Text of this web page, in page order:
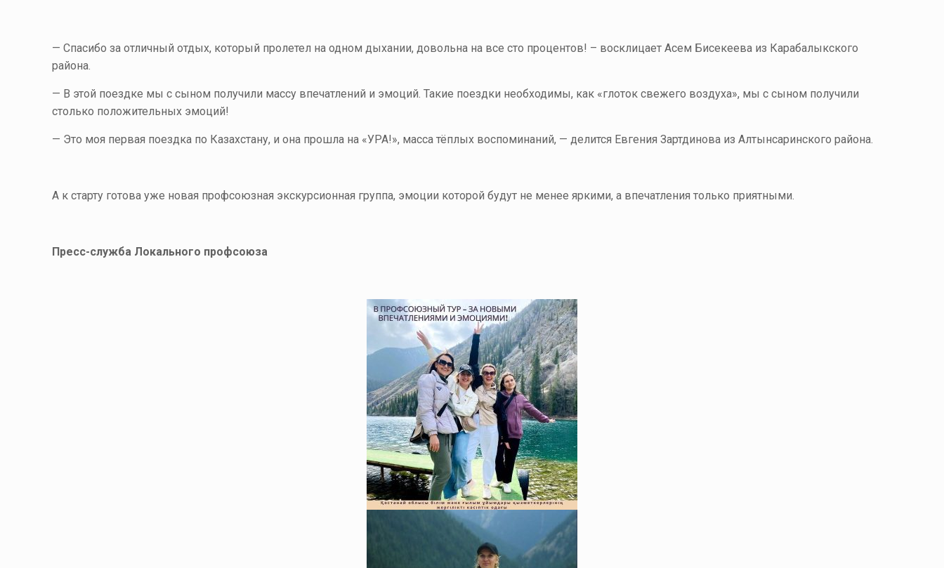
— Спасибо за отличный отдых, который пролетел на одном дыхании, довольна на все сто процентов! – восклицает Асем Бисекеева из Карабалыкского
района.
— В этой поездке мы с сыном получили массу впечатлений и эмоций. Такие поездки необходимы, как «глоток свежего воздуха», мы с сыном получили
столько положительных эмоций!
— Это моя первая поездка по Казахстану, и она прошла на «УРА!», масса тёплых воспоминаний, — делится Евгения Зартдинова из Алтынсаринского района.
А к старту готова уже новая профсоюзная экскурсионная группа, эмоции которой будут не менее яркими, а впечатления только приятными.
Пресс-служба Локального профсоюза